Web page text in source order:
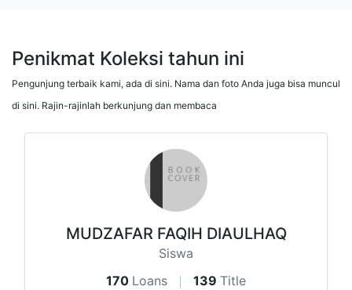
Penikmat Koleksi tahun ini
Pengunjung terbaik kami, ada di sini. Nama dan foto Anda juga bisa muncul
di sini. Rajin-rajinlah berkunjung dan membaca
MUDZAFAR FAQIH DIAULHAQ
Siswa
170 Loans 139 Title